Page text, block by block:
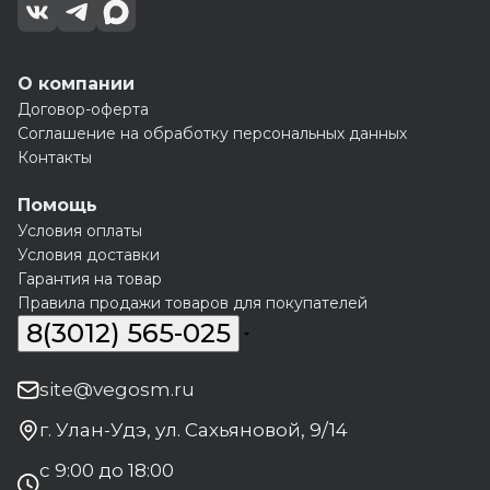
О компании
Договор-оферта
Соглашение на обработку персональных данных
Контакты
Помощь
Условия оплаты
Условия доставки
Гарантия на товар
Правила продажи товаров для покупателей
8(3012) 565-025
site@vegosm.ru
г. Улан-Удэ, ул. Сахьяновой, 9/14
с 9:00 до 18:00